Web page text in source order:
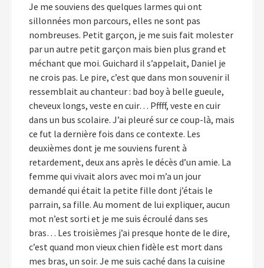
Je me souviens des quelques larmes qui ont
sillonnées mon parcours, elles ne sont pas
nombreuses. Petit garçon, je me suis fait molester
par un autre petit garçon mais bien plus grand et
méchant que moi. Guichard il s’appelait, Daniel je
ne crois pas. Le pire, c’est que dans mon souvenir il
ressemblait au chanteur : bad boy à belle gueule,
cheveux longs, veste en cuir… Pffff, veste en cuir
dans un bus scolaire. J’ai pleuré sur ce coup-là, mais
ce fut la dernière fois dans ce contexte. Les
deuxièmes dont je me souviens furent à
retardement, deux ans après le décès d’un amie. La
femme qui vivait alors avec moi m’a un jour
demandé qui était la petite fille dont j’étais le
parrain, sa fille. Au moment de lui expliquer, aucun
mot n’est sorti et je me suis écroulé dans ses
bras… Les troisièmes j’ai presque honte de le dire,
c’est quand mon vieux chien fidèle est mort dans
mes bras, un soir. Je me suis caché dans la cuisine